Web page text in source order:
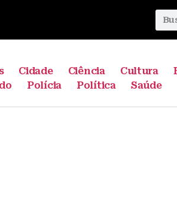
Cidade Ciência Cultura
Polícia Política Saúde